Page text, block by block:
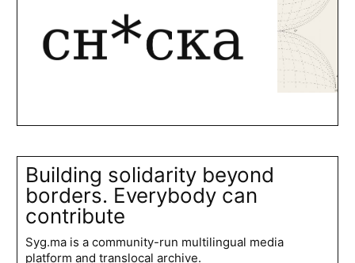
Building solidarity beyond
borders. Everybody can
contribute
Syg.ma is a community-run multilingual media
platform and translocal archive.